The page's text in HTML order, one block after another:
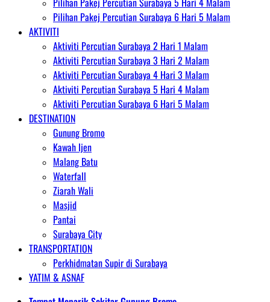
Pilihan Pakej Percutian Surabaya 6 Hari 5 Malam
AKTIVITI
Aktiviti Percutian Surabaya 2 Hari 1 Malam
Aktiviti Percutian Surabaya 3 Hari 2 Malam
Aktiviti Percutian Surabaya 4 Hari 3 Malam
Aktiviti Percutian Surabaya 5 Hari 4 Malam
Aktiviti Percutian Surabaya 6 Hari 5 Malam
DESTINATION
Gunung Bromo
Kawah Ijen
Malang Batu
Waterfall
Ziarah Wali
Masjid
Pantai
Surabaya City
TRANSPORTATION
Perkhidmatan Supir di Surabaya
YATIM & ASNAF